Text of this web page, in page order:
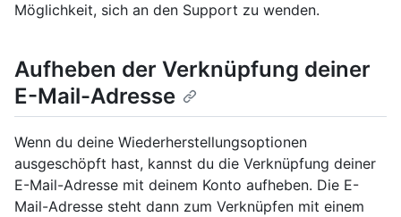
Möglichkeit, sich an den Support zu wenden.
Aufheben der Verknüpfung deiner
E-Mail-Adresse
Wenn du deine Wiederherstellungsoptionen
ausgeschöpft hast, kannst du die Verknüpfung deiner
E-Mail-Adresse mit deinem Konto aufheben. Die E-
Mail-Adresse steht dann zum Verknüpfen mit einem